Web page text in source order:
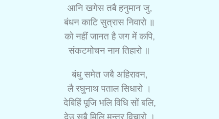
आनि खगेस तबै हनुमान जु,
बंधन काटि सुत्रास निवारो ॥
को नहीं जानत है जग में कपि,
संकटमोचन नाम तिहारो ॥
बंधु समेत जबै अहिरावन,
लै रघुनाथ पताल सिधारो ।
देबिहिंपूजि भलि विधि सों बलि,